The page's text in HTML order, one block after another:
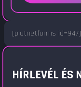
[piotnetforms id=947]
HÍRLEVÉL ÉS